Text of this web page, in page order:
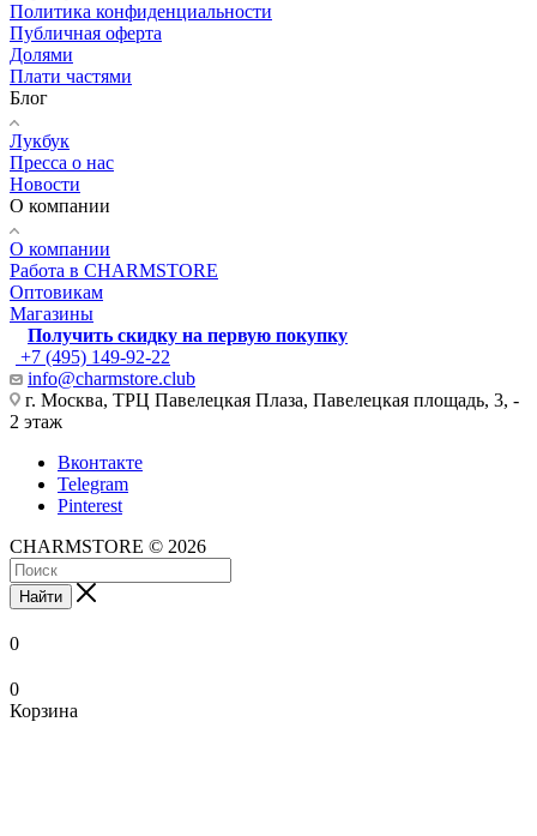
Политика конфиденциальности
Публичная оферта
Долями
Плати частями
Блог
Лукбук
Пресса о нас
Новости
О компании
О компании
Работа в CHARMSTORE
Оптовикам
Магазины
Получить скидку на первую покупку
+7 (495) 149-92-22
info@charmstore.club
г. Москва, ТРЦ Павелецкая Плаза, Павелецкая площадь, 3, -
2 этаж
Вконтакте
Telegram
Pinterest
CHARMSTORE © 2026
Найти
0
0
Корзина